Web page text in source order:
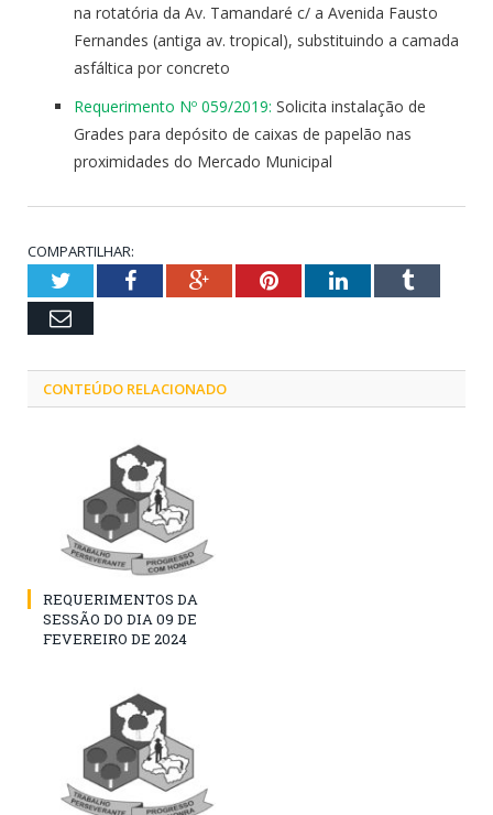
na rotatória da Av. Tamandaré c/ a Avenida Fausto
Fernandes (antiga av. tropical), substituindo a camada
asfáltica por concreto
Requerimento Nº 059/2019: Solicita instalação de
Grades para depósito de caixas de papelão nas
proximidades do Mercado Municipal
COMPARTILHAR:
TwitterFacebookGoogle+PinterestLinkedInTumblr
Email
CONTEÚDO RELACIONADO
REQUERIMENTOS DA
SESSÃO DO DIA 09 DE
FEVEREIRO DE 2024